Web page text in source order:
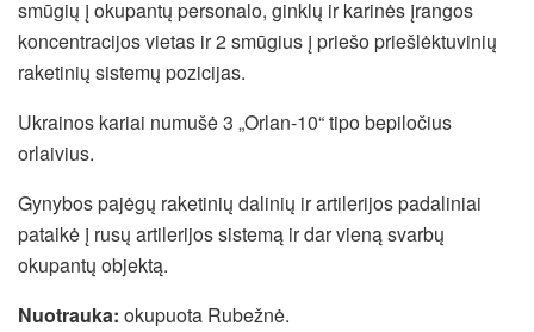
smūgių į okupantų personalo, ginklų ir karinės įrangos
koncentracijos vietas ir 2 smūgius į priešo priešlėktuvinių
raketinių sistemų pozicijas.
Ukrainos kariai numušė 3 „Orlan-10“ tipo bepiločius
orlaivius.
Gynybos pajėgų raketinių dalinių ir artilerijos padaliniai
pataikė į rusų artilerijos sistemą ir dar vieną svarbų
okupantų objektą.
Nuotrauka: okupuota Rubežnė.